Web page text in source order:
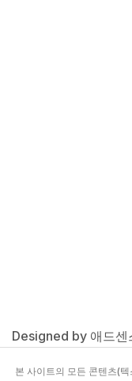
Designed by 애드센
본 사이트의 모든 콘텐츠(